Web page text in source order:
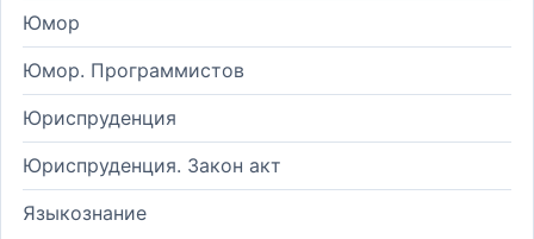
Юмор
Юмор. Программистов
Юриспруденция
Юриспруденция. Закон акт
Языкознание